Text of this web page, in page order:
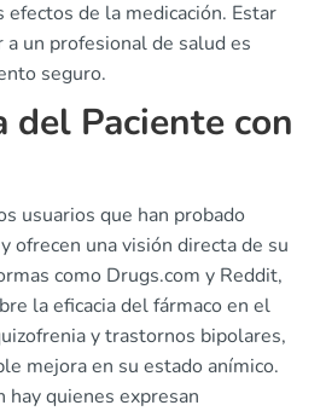
efectos de la medicación. Estar
un profesional de salud es
seguro.
del Paciente con
usuarios que han probado
ofrecen una visión directa de su
como Drugs.com y Reddit,
la eficacia del fármaco en el
y trastornos bipolares,
mejora en su estado anímico.
hay quienes expresan